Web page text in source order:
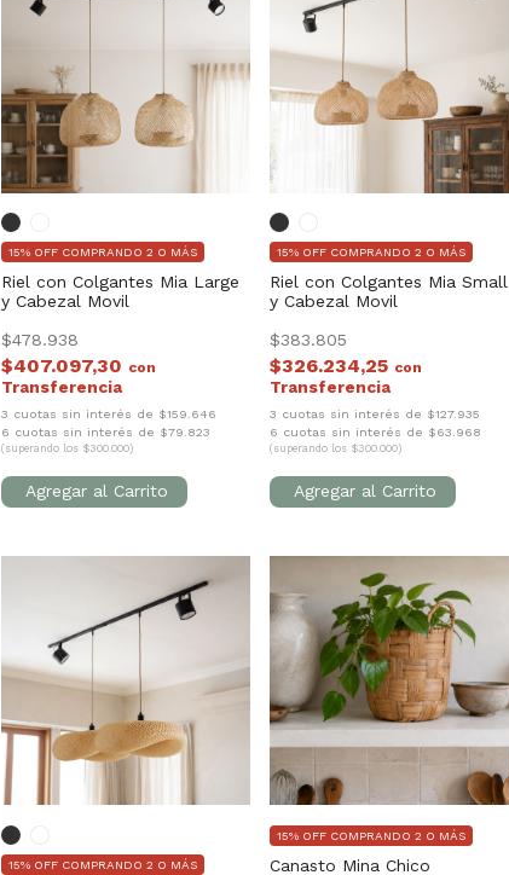
Riel con Colgantes Mia Large
y Cabezal Movil
$478.938
15% OFF COMPRANDO 2 O MÁS
$407.097,30 con
3 cuotas sin interés de $159.646
6 cuotas sin interés de $79.823
(superando los $300.000)
Riel con Colgantes Mia Small
y Cabezal Movil
$383.805
15% OFF COMPRANDO 2 O MÁS
$326.234,25 con
3 cuotas sin interés de $127.935
6 cuotas sin interés de $63.968
(superando los $300.000)
15% OFF COMPRANDO 2 O MÁS Canasto Mina Chico
15% OFF COMPRANDO 2 O MÁS